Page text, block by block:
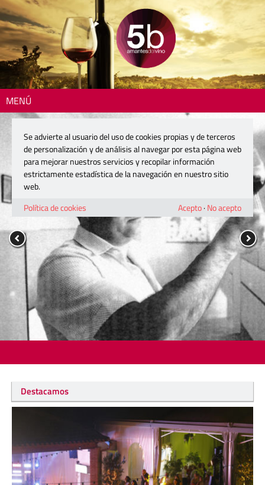
MENÚ
Destacamos
Se advierte al usuario del uso de cookies propias y de terceros
de personalización y de análisis al navegar por esta página web
para mejorar nuestros servicios y recopilar información
estrictamente estadística de la navegación en nuestro sitio
web.
Política de cookies
Acepto· No acepto